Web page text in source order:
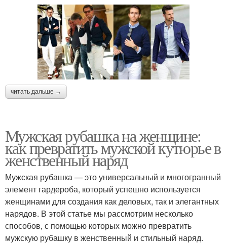
читать дальше →
Мужская рубашка на женщине:
как превратить мужской кутюрье в
женственный наряд
Мужская рубашка — это универсальный и многогранный
элемент гардероба, который успешно используется
женщинами для создания как деловых, так и элегантных
нарядов. В этой статье мы рассмотрим несколько
способов, с помощью которых можно превратить
мужскую рубашку в женственный и стильный наряд.